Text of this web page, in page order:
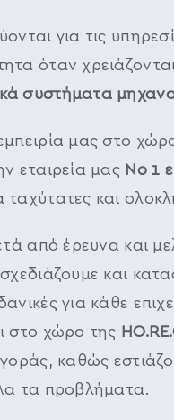
για τις
όταν
συστήματα
μας στο
εταιρεία μαςΝο 1
και
από έρευνα και
και
για κάθε
στο χώρο της
καθώς
τα προβλήματα.